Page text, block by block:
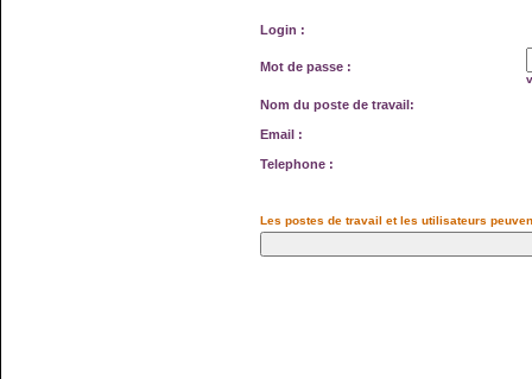
Login :
Mot de passe :
Nom du poste de travail:
Email :
Telephone :
Les postes de travail et les utilisateurs